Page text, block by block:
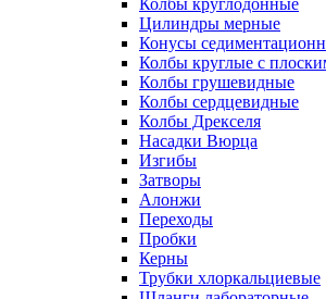
Колбы круглодонные
Цилиндры мерные
Конусы
Колбы круглые с
Колбы грушевидные
Колбы сердцевидные
Колбы Дрекселя
Насадки Вюрца
Изгибы
Затворы
Алонжи
Переходы
Пробки
Керны
Трубки хлоркальциевые